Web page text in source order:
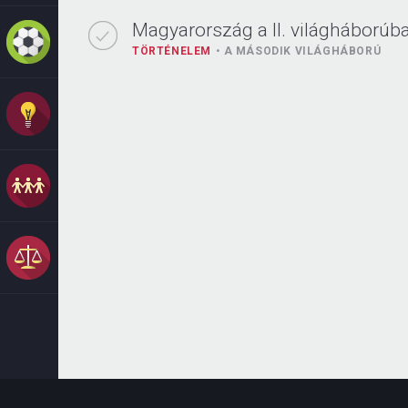
Magyarország a II.
TÖRTÉNELEM A MÁSODIK VILÁGHÁBORÚ